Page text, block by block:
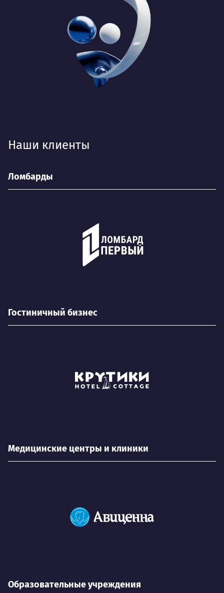
Наши клиенты
Ломбарды
Гостиничный бизнес
Медицинские центры и клиники
Образовательные учреждения